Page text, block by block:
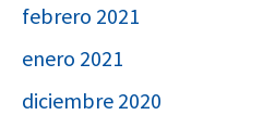
febrero 2021
enero 2021
diciembre 2020